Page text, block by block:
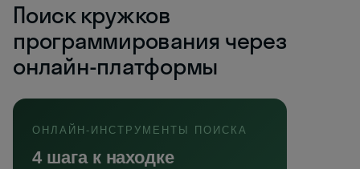
Поиск кружков
программирования через
онлайн-платформы
ОНЛАЙН-ИНСТРУМЕНТЫ ПОИСКА
4 шага к находке